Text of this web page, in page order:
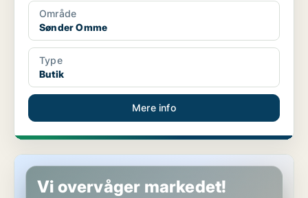
Område
Sønder Omme
Type
Butik
Mere info
Boligudlejningsejendom i Horsens
Vi overvåger markedet!